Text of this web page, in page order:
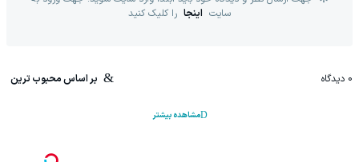
سایت اینجا را کلیک کنید
0 دیدگاه بر اساس محبوب ترین
مشاهده بیشتر